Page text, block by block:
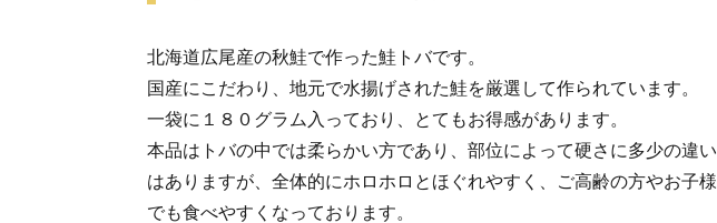
北海道広尾産の秋鮭で作った鮭トバです。
国産にこだわり、地元で水揚げされた鮭を厳選して作られています。
一袋に１８０グラム入っており、とてもお得感があります。
本品はトバの中では柔らかい方であり、部位によって硬さに多少の違い
はありますが、全体的にホロホロとほぐれやすく、ご高齢の方やお子様
でも食べやすくなっております。